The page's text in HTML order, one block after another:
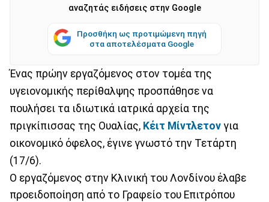
αναζητάς ειδήσεις στην Google
Προσθήκη ως προτιμώμενη πηγή
στα αποτελέσματα Google
Ένας πρώην εργαζόμενος στον τομέα της
υγειονομικής περίθαλψης προσπάθησε να
πουλήσει τα ιδιωτικά ιατρικά αρχεία της
πριγκίπισσας της Ουαλίας, Κέιτ Μίντλετον για
οικονομικό όφελος, έγινε γνωστό την Τετάρτη
(17/6).
Ο εργαζόμενος στην Κλινική του Λονδίνου έλαβε
προειδοποίηση από το Γραφείο του Επιτρόπου